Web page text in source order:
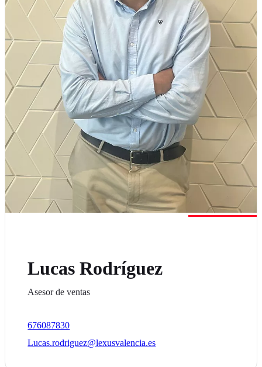
Lucas Rodríguez
Asesor de ventas
676087830
Lucas.rodriguez@lexusvalencia.es